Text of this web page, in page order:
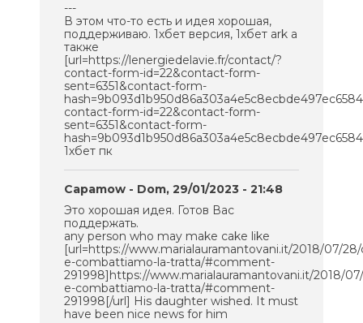
---
В этом что-то есть и идея хорошая,
поддерживаю. 1хбет версия, 1хбет ark а
также
[url=https://lenergiedelavie.fr/contact/?
contact-form-id=22&contact-form-
sent=6351&contact-form-
contact-form-id=22&contact-form-
sent=6351&contact-form-
1хбет пк
Capamow - Dom, 29/01/2023 - 21:48
Это хорошая идея. Готов Вас
поддержать.
any person who may make cake like
[url=https://www.marialauramantovani.it/2018/07/
e-combattiamo-la-tratta/#comment-
291998]https://www.marialauramantovani.it/2018/
e-combattiamo-la-tratta/#comment-
291998[/url] His daughter wished. It must
have been nice news for him